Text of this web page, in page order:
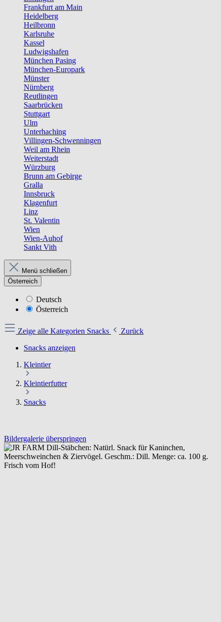
Frankfurt am Main
Heidelberg
Heilbronn
Karlsruhe
Kassel
Ludwigshafen
München Pasing
München-Europark
Münster
Nürnberg
Reutlingen
Saarbrücken
Stuttgart
Ulm
Unterhaching
Villingen-Schwenningen
Weil am Rhein
Weiterstadt
Würzburg
Brunn am Gebirge
Gralla
Innsbruck
Klagenfurt
Linz
St. Valentin
Wien
Wien-Auhof
Sankt Vith
Menü schließen
Österreich
Deutsch
Österreich
Zeige alle Kategorien Snacks
Zurück
Snacks anzeigen
Kleintier
Kleintierfutter
Snacks
Bildergalerie überspringen